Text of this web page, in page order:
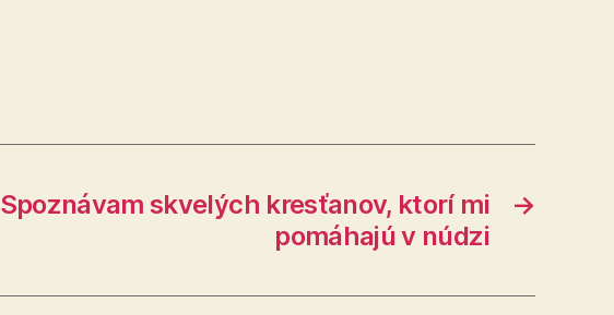
→
Spoznávam skvelých kresťanov, ktorí mi
pomáhajú v núdzi